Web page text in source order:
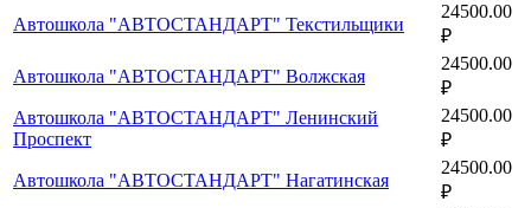
Автошкола "АВТОСТАНДАРТ" Текстильщики
24500.00
₽
Автошкола "АВТОСТАНДАРТ" Волжская
24500.00
₽
Автошкола "АВТОСТАНДАРТ" Ленинский
Проспект
24500.00
₽
Автошкола "АВТОСТАНДАРТ" Нагатинская
24500.00
₽